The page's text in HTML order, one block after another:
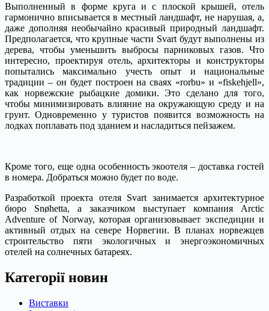
Выполненный в форме круга и с плоской крышей, отель
гармонично вписывается в местный ландшафт, не нарушая, а,
даже дополняя необычайно красивый природный ландшафт.
Предполагается, что крупные части Svart будут выполнены из
дерева, чтобы уменьшить выбросы парниковых газов. Что
интересно, проектируя отель, архитекторы и конструкторы
попытались максимально учесть опыт и национальные
традиции – он будет построен на сваях «rorbu» и «fiskehjell»,
как норвежские рыбацкие домики. Это сделано для того,
чтобы минимизировать влияние на окружающую среду и на
грунт. Одновременно у туристов появится возможность на
лодках поплавать под зданием и насладиться пейзажем.
Кроме того, еще одна особенность экоотеля – доставка гостей
в номера. Добраться можно будет по воде.
Разработкой проекта отеля Svart занимается архитектурное
бюро Snøhetta, а заказчиком выступает компания Arctic
Adventure of Norway, которая организовывает экспедиции и
активный отдых на севере Норвегии. В планах норвежцев
строительство пяти экологичных и энергоэкономичных
отелей на солнечных батареях.
Категорії новин
Виставки